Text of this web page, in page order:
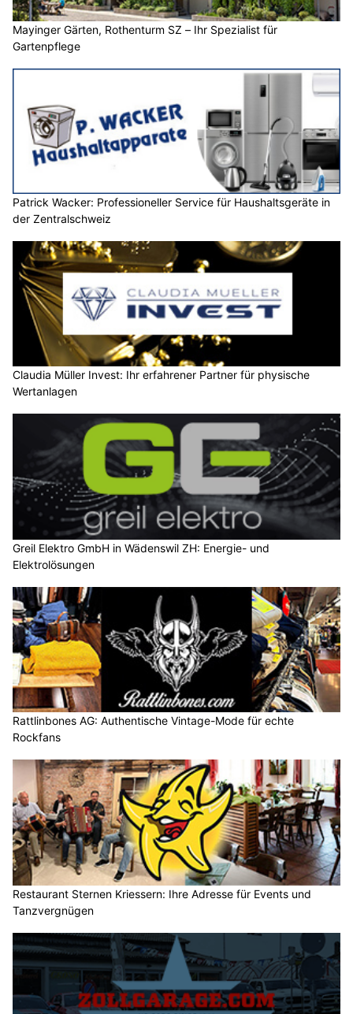
Mayinger Gärten, Rothenturm SZ – Ihr Spezialist für
Gartenpflege
Patrick Wacker: Professioneller Service für Haushaltsgeräte in
der Zentralschweiz
Claudia Müller Invest: Ihr erfahrener Partner für physische
Wertanlagen
Greil Elektro GmbH in Wädenswil ZH: Energie- und
Elektrolösungen
Rattlinbones AG: Authentische Vintage-Mode für echte
Rockfans
Restaurant Sternen Kriessern: Ihre Adresse für Events und
Tanzvergnügen